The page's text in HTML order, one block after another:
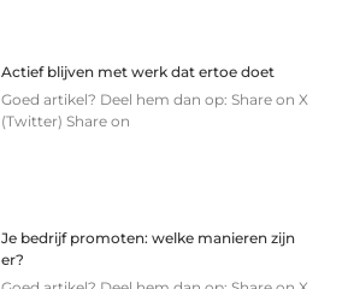
Actief blijven met werk dat ertoe doet
Goed artikel? Deel hem dan op: Share on X
(Twitter) Share on
Je bedrijf promoten: welke manieren zijn
er?